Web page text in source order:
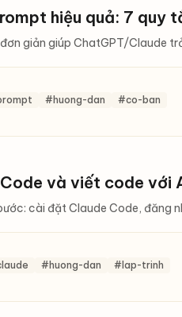
hiệu quả: 7 quy
giản giúp ChatGPT/Claude
#huong-dan #co-ban
và viết code với
cài đặt Claude Code, đăng
#huong-dan #lap-trinh